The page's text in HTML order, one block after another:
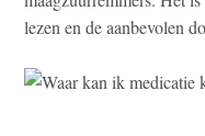
lezen en de aanbevolen